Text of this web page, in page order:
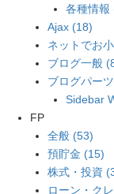
各種情報
Ajax (18)
ネットでお
ブログ一般
ブログパー
Sidebar
FP
全般 (53)
預貯金 (15)
株式・投資
ローン・ク